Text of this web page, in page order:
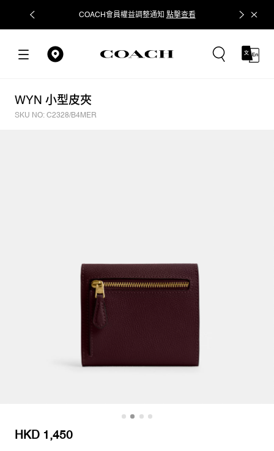
COACH會員權益調整通知 點擊查看 立即追蹤
WYN 小型皮夾
SKU NO: C2328/B4MER
HKD 1,450